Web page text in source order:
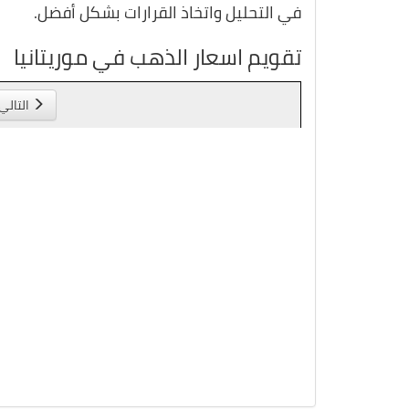
في التحليل واتخاذ القرارات بشكل أفضل.
تقويم اسعار الذهب في موريتانيا